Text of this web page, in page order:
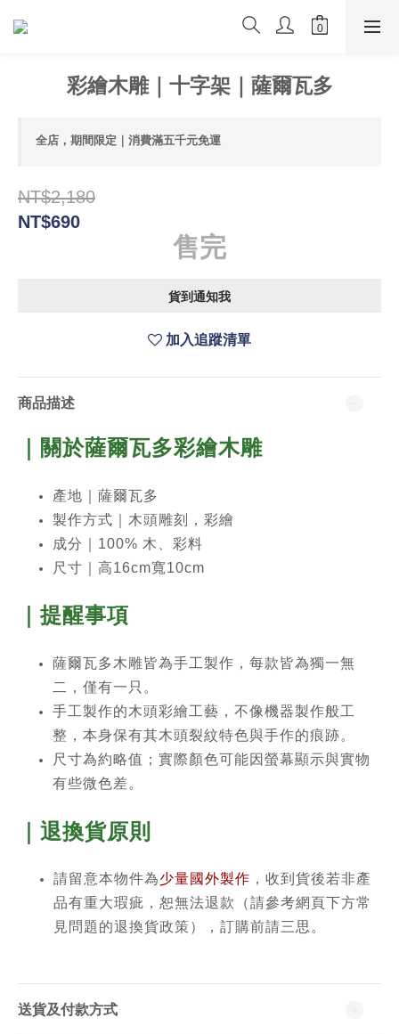
彩繪木雕｜十字架｜薩爾瓦多
全店，期間限定｜消費滿五千元免運
NT$2,180
NT$690
售完
貨到通知我
加入追蹤清單
商品描述
｜關於薩爾瓦多彩繪木雕
產地｜薩爾瓦多
製作方式｜木頭雕刻，彩繪
成分｜100% 木、彩料
尺寸｜高16cm寬10cm
｜提醒事項
薩爾瓦多木雕皆為手工製作，每款皆為獨一無
二，僅有一只。
手工製作的木頭彩繪工藝，不像機器製作般工
整，本身保有其木頭裂紋特色與手作的痕跡。
尺寸為約略值；實際顏色可能因螢幕顯示與實物
有些微色差。
｜退換貨原則
請留意本物件為少量國外製作 ，收到貨後若非產
品有重大瑕疵，恕無法退款（請參考網頁下方常
見問題的退換貨政策），訂購前請三思。
送貨及付款方式